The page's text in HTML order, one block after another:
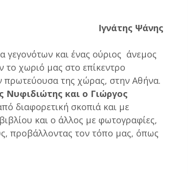
Ιγνάτης Ψάνης
γεγονότων και ένας ούριος άνεμος
το χωριό μας στο επίκεντρο
πρωτεύουσα της χώρας, στην Αθήνα.
Νυφιδιώτης και ο Γιώργος
διαφορετική σκοπιά και με
και ο άλλος με φωτογραφίες,
προβάλλοντας τον τόπο μας, όπως